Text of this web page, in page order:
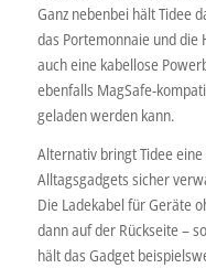
Ganz nebenbei hält Tidee
das Portemonnaie und
auch eine kabellose
ebenfalls MagSafe-
geladen werden kann.
Alternativ bringt Tidee
Alltagsgadgets sicher
Die Ladekabel für Geräte
dann auf der Rückseite –
hält das Gadget